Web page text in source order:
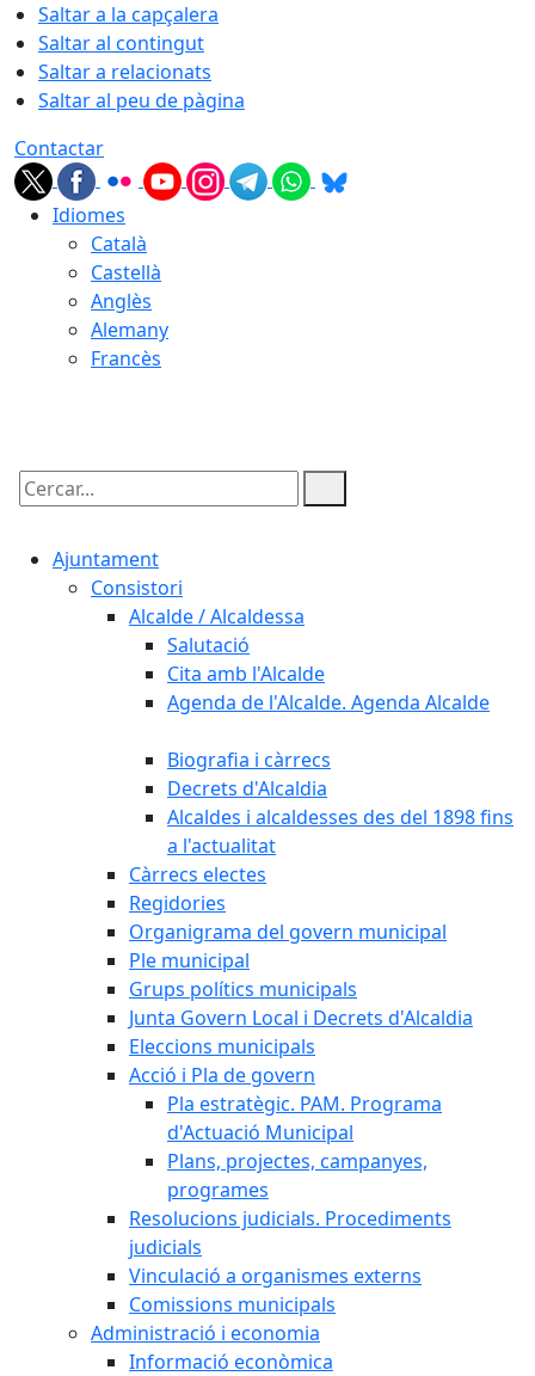
Saltar a la capçalera
Saltar al contingut
Saltar a relacionats
Saltar al peu de pàgina
Contactar
Idiomes
Català
Castellà
Anglès
Alemany
Francès
Cercar:
Ajuntament
Consistori
Alcalde / Alcaldessa
Salutació
Cita amb l'Alcalde
Agenda de l'Alcalde. Agenda Alcalde
Biografia i càrrecs
Decrets d'Alcaldia
Alcaldes i alcaldesses des del 1898 fins
a l'actualitat
Càrrecs electes
Regidories
Organigrama del govern municipal
Ple municipal
Grups polítics municipals
Junta Govern Local i Decrets d'Alcaldia
Eleccions municipals
Acció i Pla de govern
Pla estratègic. PAM. Programa
d'Actuació Municipal
Plans, projectes, campanyes,
programes
Resolucions judicials. Procediments
judicials
Vinculació a organismes externs
Comissions municipals
Administració i economia
Informació econòmica